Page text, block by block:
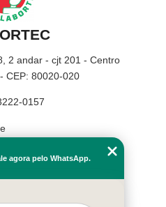
2 andar - cjt 201 - Centro
CEP: 80020-020
0157
agora pelo WhatsApp.